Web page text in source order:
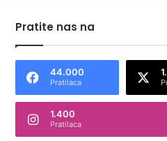
Pratite nas na
44.000
Pratilaca
1.400
Pratilaca